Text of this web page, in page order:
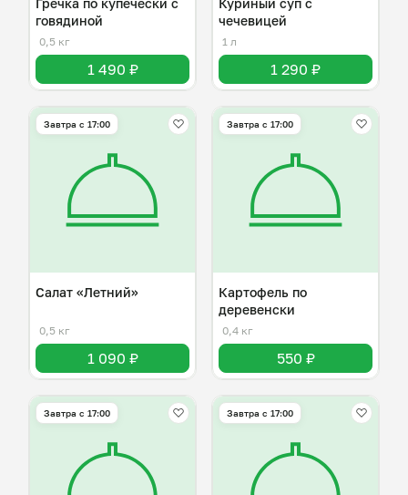
Гречка по купечески с
говядиной
0,5 кг
1 490 ₽
Куриный суп с
чечевицей
1 л
1 290 ₽
Завтра c 17:00
Салат «Летний»
0,5 кг
1 090 ₽
Завтра c 17:00
Картофель по
деревенски
0,4 кг
550 ₽
Завтра c 17:00 Завтра c 17:00